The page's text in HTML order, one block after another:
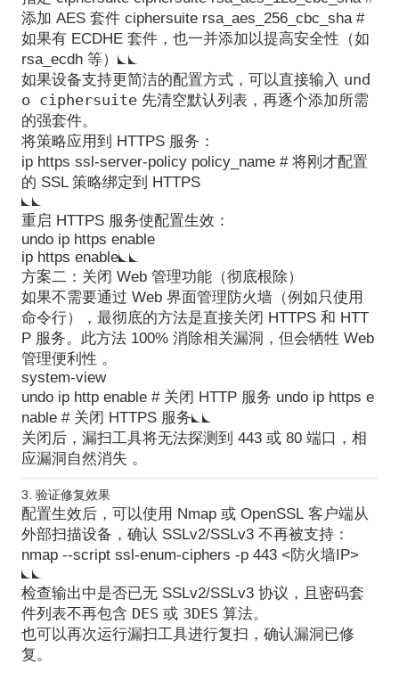
添加 AES 套件 ciphersuite rsa_aes_256_cbc_sha #
如果有 ECDHE 套件，也一并添加以提高安全性（如
rsa_ecdh 等）
如果设备支持更简洁的配置方式，可以直接输入 und
o ciphersuite先清空默认列表，再逐个添加所需
的强套件。
将策略应用到 HTTPS 服务 ：
iphttps ssl-server-policy policy_name # 将刚才配置
的 SSL 策略绑定到 HTTPS
重启 HTTPS 服务使配置生效 ：
undo iphttps enable
ip https enable
方案二：关闭 Web 管理功能（彻底根除）
如果不需要通过 Web 界面管理防火墙（例如只使用
命令行），最彻底的方法是直接关闭 HTTPS 和 HTT
P 服务。此方法 100% 消除相关漏洞，但会牺牲 Web
管理便利性 。
system-view
undo ip http enable # 关闭 HTTP 服务 undo ip https e
nable # 关闭 HTTPS 服务
关闭后，漏扫工具将无法探测到 443 或 80 端口，相
应漏洞自然消失 。
3. 验证修复效果
配置生效后，可以使用 Nmap或 OpenSSL客户端从
外部扫描设备，确认 SSLv2/SSLv3 不再被支持：
nmap --scriptssl-enum-ciphers -p 443 <防火墙IP>
检查输出中是否已无 SSLv2/SSLv3 协议，且密码套
件列表不再包含 DES 或 3DES 算法。
也可以再次运行漏扫工具进行复扫，确认漏洞已修
复。